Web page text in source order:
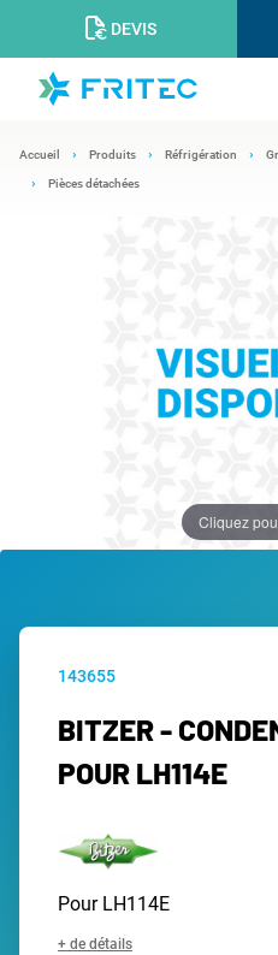
DEVIS
Accueil Produits Réfrigération
Pièces détachées
Cliquez
143655
BITZER -
POUR LH114E
Pour LH114E
+ de détails